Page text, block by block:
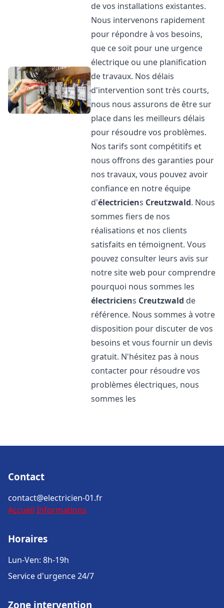
de vos installations existantes.
Nous intervenons rapidement
pour répondre à vos besoins,
que ce soit pour une urgence
électrique ou une planification
de travaux. Nos délais
d'intervention sont très courts,
nous nous assurons de être sur
place dans les meilleurs délais
pour résoudre vos problèmes.
Nos tarifs sont compétitifs et
nous offrons des garanties pour
nos travaux, vous pouvez avoir
confiance en notre équipe
d'électriciens Creutzwald. Nous
sommes fiers de nos
réalisations et nos clients
satisfaits en témoignent. Vous
pouvez consulter leurs avis sur
notre site web pour comprendre
pourquoi nous sommes les
électriciens Creutzwald de
référence. Nous sommes à votre
disposition pour discuter de vos
besoins et vous fournir un devis
gratuit. N'hésitez pas à nous
contacter pour résoudre vos
problèmes électriques, nous
sommes les
Contact
contact@electricien-01.fr
Accueil Informations
Horaires
Lun-Ven: 8h-19h
Service d'urgence 24/7
Zone intervention